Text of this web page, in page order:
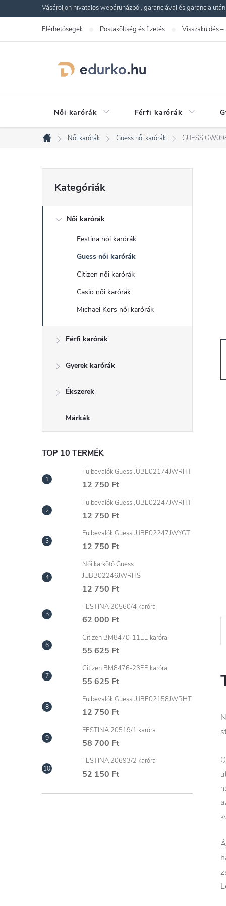
a
Vásároljon hivatalos webáruházból, garanciával és garancia
Elérhetőségek Postaköltség és fizetés Visszaküldés –
Női karórák Férfi karórák
Kezdőlap
Női karórák Guess női karórák GUESS
O
l
ó
e
l
átugrása
Kategóriák
Női karórák
Festina női karórák
Guess női karórák
Citizen női karórák
Casio női karórák
Michael Kors női karórák
Férfi karórák
Gyerek karórák
Ékszerek
Márkák
TOP 10 TERMÉK
Fülbevalók Guess JUBE02174JWRHT
12 750 Ft
Fülbevalók Guess JUBE02247JWRHT
12 750 Ft
Fülbevalók Guess JUBE02247JWYGT
12 750 Ft
Női karkötő Guess
JUBB02246JWRHS
12 750 Ft
FESTINA 20560/4 karóra
62 000 Ft
Citizen BM8470-11EE karóra
55 625 Ft
Citizen BM8476-23EE karóra
55 625 Ft
Fülbevalók Guess JUBE02158JWRHT
12 750 Ft
FESTINA 20519/1 karóra
58 700 Ft
FESTINA 20693/2 karóra
52 150 Ft